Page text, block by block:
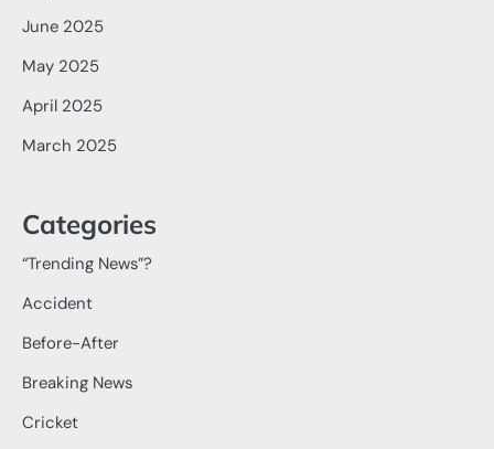
June 2025
May 2025
April 2025
March 2025
Categories
“Trending News”?
Accident
Before-After
Breaking News
Cricket